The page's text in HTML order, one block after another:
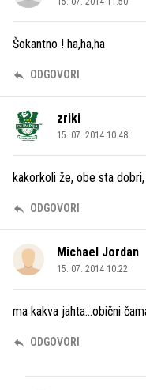
Šokantno ! ha,ha,ha
ODGOVORI
zriki
15. 07. 2014 10.48
kakorkoli že, obe sta
ODGOVORI
Michael Jordan
15. 07. 2014 10.22
ma kakva jahta...obični
ODGOVORI